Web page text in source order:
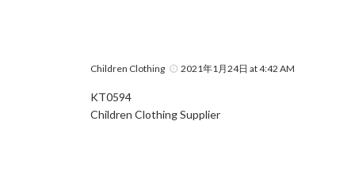
Children Clothing 2021年1月24日 at 4:42 AM
KT0594
Children Clothing Supplier